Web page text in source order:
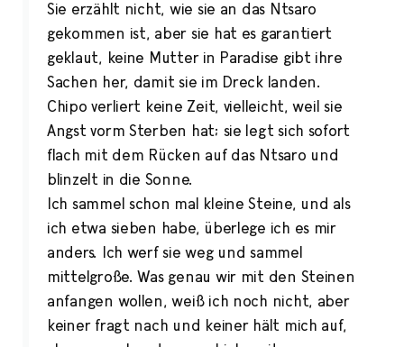
Sie erzählt nicht, wie sie an das Ntsaro
gekommen ist, aber sie hat es garantiert
geklaut, keine Mutter in Paradise gibt ihre
Sachen her, damit sie im Dreck landen.
Chipo verliert keine Zeit, vielleicht, weil sie
Angst vorm Sterben hat; sie legt sich sofort
flach mit dem Rücken auf das Ntsaro und
blinzelt in die Sonne.
Ich sammel schon mal kleine Steine, und als
ich etwa sieben habe, überlege ich es mir
anders. Ich werf sie weg und sammel
mittelgroße. Was genau wir mit den Steinen
anfangen wollen, weiß ich noch nicht, aber
keiner fragt nach und keiner hält mich auf,